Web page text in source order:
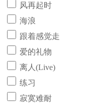
风再起时
海浪
跟着感觉走
爱的礼物
离人(Live)
练习
寂寞难耐